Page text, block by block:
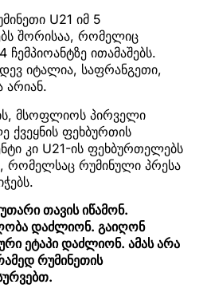
U21 იმ 5
შორისაა, რომელიც
ითამაშებს.
იტალია, საფრანგეთი,
არიან.
მსოფლიოს პირველი
ქვეყნის ფეხბურთის
კი U21-ის ფეხბურთელებს
რომელსაც რუმინული პრესა
თავის იწამონ.
დაძლიონ. გაიღონ
ეტაპი დაძლიონ. ამას არა
რუმინეთის